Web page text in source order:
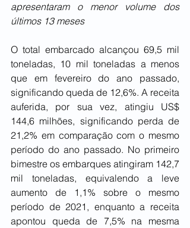
apresentaram o menor volume dos
últimos 13 meses
O total embarcado alcançou 69,5 mil
toneladas, 10 mil toneladas a menos
que em fevereiro do ano passado,
significando queda de 12,6%. A receita
auferida, por sua vez, atingiu US$
144,6 milhões, significando perda de
21,2% em comparação com o mesmo
período do ano passado. No primeiro
bimestre os embarques atingiram 142,7
mil toneladas, equivalendo a leve
aumento de 1,1% sobre o mesmo
período de 2021, enquanto a receita
apontou queda de 7,5% na mesma